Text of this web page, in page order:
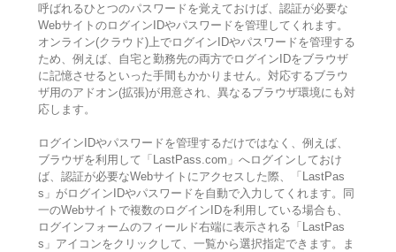
呼ばれるひとつのパスワードを覚えておけば、認証が必要な
WebサイトのログインIDやパスワードを管理してくれます。
オンライン(クラウド)上でログインIDやパスワードを管理する
ため、例えば、自宅と勤務先の両方でログインIDをブラウザ
に記憶させるといった手間もかかりません。対応するブラウ
ザ用のアドオン(拡張)が用意され、異なるブラウザ環境にも対
応します。
ログインIDやパスワードを管理するだけではなく、例えば、
ブラウザを利用して「LastPass.com」へログインしておけ
ば、認証が必要なWebサイトにアクセスした際、「LastPas
s」がログインIDやパスワードを自動で入力してくれます。同
一のWebサイトで複数のログインIDを利用している場合も、
ログインフォームのフィールド右端に表示される「LastPas
s」アイコンをクリックして、一覧から選択指定できます。ま